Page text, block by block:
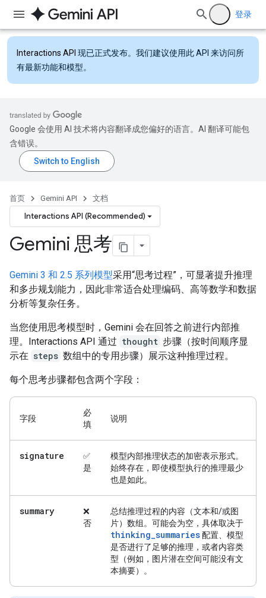
登录
Interactions API 现已正式发布。我们建议使用此 API 来访问所
有最新功能和模型。
Google 会使用 AI 技术将内容翻译成您偏好的语言。AI 翻译可能包
含错误。
首页 Gemini API 文档
Interactions API (Recommended)
Gemini 思考
Gemini 3 和 2.5 系列模型采用“思考过程”，可显著提升推理
和多步规划能力，因此非常适合处理编码、高等数学和数据
分析等复杂任务。
当您使用思考模型时，Gemini 会在回答之前进行内部推
理。Interactions API 通过 thought 步骤（按时间顺序显
示在 steps 数组中的专用步骤）展示这种推理过程。
每个思考步骤都包含两个字段：
字段
必
填
说明
signature
✅
是
模型内部推理状态的加密表示形式。
始终存在，即使模型执行的推理最少
也是如此。
summary
❌
否
总结推理过程的内容（文本和/或图
片）数组。可能会为空，具体取决于
thinking_summaries配置、模型
是否进行了足够的推理，或者内容类
型（例如，图片潜在空间可能没有文
本摘要）。